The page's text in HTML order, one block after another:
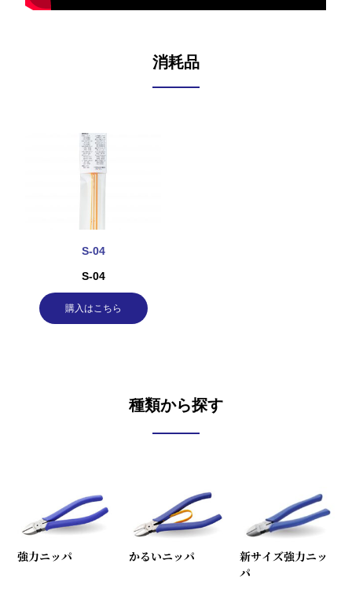
消耗品
S-04
S-04
購入はこちら
種類から探す
強力ニッパ かるいニッパ
新サイズ強力ニッ
パ